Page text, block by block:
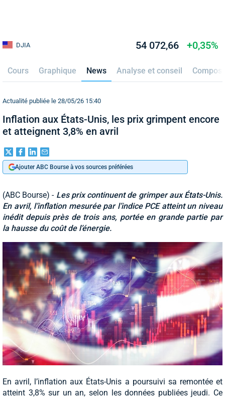
DJIA 54 072,66 +0,35%
Cours Graphique News Analyse et conseil
Actualité publiée le 28/05/26 15:40
Inflation aux États-Unis, les prix grimpent encore
et atteignent 3,8% en avril
Ajouter ABC Bourse à vos sources préférées
(ABC Bourse) - Les prix continuent de grimper aux États-Unis.
En avril, l’inflation mesurée par l’indice PCE atteint un niveau
inédit depuis près de trois ans, portée en grande partie par
la hausse du coût de l’énergie.
En avril, l’inflation aux États-Unis a poursuivi sa remontée et
atteint 3,8% sur un an, selon les données publiées jeudi. Ce